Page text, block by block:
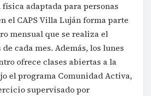
adaptada para personas
el CAPS Villa Luján forma parte
mensual que se realiza el
cada mes. Además, los lunes
ofrece clases abiertas a la
el programa Comunidad Activa,
supervisado por